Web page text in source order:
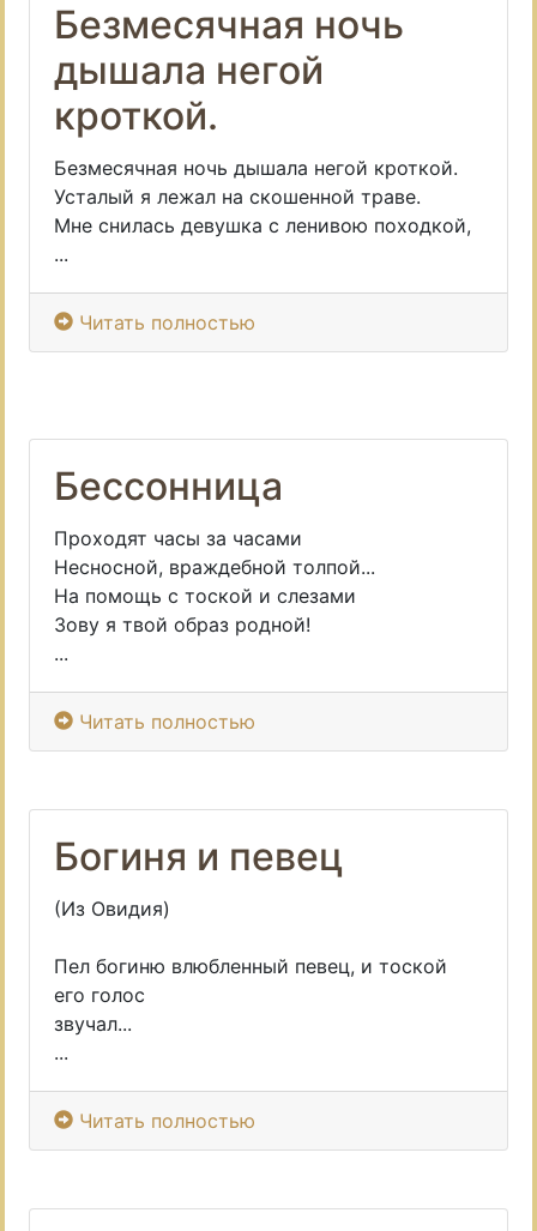
Безмесячная ночь
дышала негой
кроткой.
Безмесячная ночь дышала негой кроткой.
Усталый я лежал на скошенной траве.
Мне снилась девушка с ленивою походкой,
...
Читать полностью
Бессонница
Проходят часы за часами
Несносной, враждебной толпой...
На помощь с тоской и слезами
Зову я твой образ родной!
...
Читать полностью
Богиня и певец
(Из Овидия)
Пел богиню влюбленный певец, и тоской
его голос
звучал...
...
Читать полностью